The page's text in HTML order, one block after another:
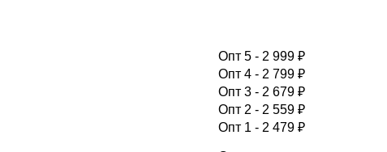
сумма всех заказов за 6 месяцев -
- сумма всех заказов за 6 месяцев 80.000
Опт 5 - 2 999 ₽
Опт 4 - 2 799 ₽
Опт 3 - 2 679 ₽
Опт 2 - 2 559 ₽
Опт 1 - 2 479 ₽